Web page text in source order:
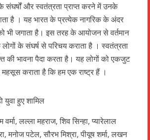
संघर्षों और स्वतंत्रता प्राप्त करने में उनके
है । यह भारत के प्रत्येक नागरिक के अंदर
भी जगाता है। इस तरह के आयोजन से वर्तमान
के संघर्ष से परिचय कराता है । स्वतंत्रता
की भावना पैदा करता है। यह लोगों को एकजुट
कराता है कि हम एक राष्ट्र हैं ।
युवा हुए शामिल
वर्मा, लल्ला महराज, शिव सिन्हा, प्यारेलाल
मनोज पटेल, सौरभ मिश्रा, पीयूष शर्मा, लखन